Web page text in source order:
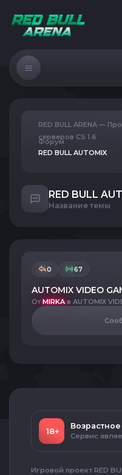
RED BULL ARENA —
серверов CS 1.6
Форум
RED BULL AUTOMIX
RED BULL
Название темы
0 67
AUTOMIX VIDEO
ОтMIRKAв AUTOMIX
18+ Сервис
Игровой проект RED